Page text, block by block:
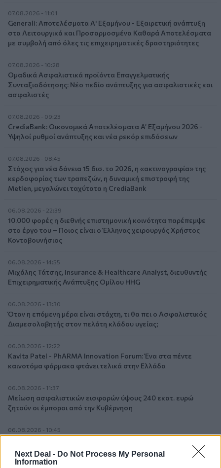
Next Deal - Do Not Process My Personal
Information
07.08.2026 - 11:01
Generali: Αποτελέσματα Α' Εξαμήνου - Εξαιρετική ανάπτυξη
στα Λειτουργικά και Προσαρμοσμένα Καθαρά Αποτελέσματα
με συμβολή από όλες τις επιχειρηματικές δραστηριότητες
07.08.2026 - 10:28
Ομαδικά Ασφαλιστικά προϊόντα Επαγγελματικής
Συνταξιοδότησης: Νέο πεδίο ανάπτυξης για ασφαλιστικές και
ασφαλιστές
07.08.2026 - 09:23
CrediaBank: Οικονομικά Αποτελέσματα A’ Εξαμήνου 2026 -
Υψηλοί ρυθμοί ανάπτυξης και νέα ρεκόρ επιδόσεων
07.08.2026 - 08:45
Στόχος για νέα δάνεια 15 δισ. το 2026, η «ακτινογραφία» της
κερδοφορίας των τραπεζών, η δυναμική επιστροφή της
Metlen, μεγαλώνει ταχύτατα η CrediaBank
06.08.2026 - 22:39
10.000 φορές η διεθνής επιστημονική κοινότητα παρέπεμψε
στο έργο του – Ποιος είναι ο Έλληνας χειρουργός Χρήστος
Κοντοβουνήσιος
06.08.2026 - 14:55
Μιχάλης Τάτσης, Insurance & Healthcare Analyst, διευθυντής
Επιχειρηματικής Ανάπτυξης Ομίλου HHG
06.08.2026 - 13:30
Όταν η επόμενη μέρα είναι στάχτη, τι θα πει ο Ασφαλιστικός
Διαμεσολαβητής στον πελάτη κλάδου υγείας;
06.08.2026 - 12:22
Kavita Patel - PhARMA Innovation Forum: Ένα στα πέντε
καινοτόμα φάρμακα φτάνει τελικά στην Ελλάδα
06.08.2026 - 11:37
Μείωση ασφαλιστικών εισφορών ύψους 240 εκατ. ευρώ
ζητούν οι έμποροι από την Κυβέρνηση
06.08.2026 - 10:45
ενεργειακή κρίση;